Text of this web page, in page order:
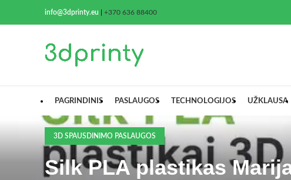
info@3dprinty.eu +370 636 88400
PAGRINDINIS PASLAUGOS TECHNOLOGIJOS UŽKLAUSA
3D SPAUSDINIMO PASLAUGOS
Silk PLA plastikas